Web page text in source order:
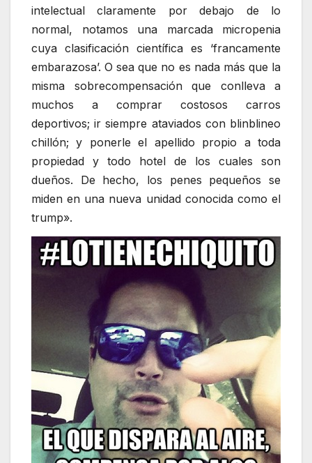
intelectual claramente por debajo de lo
normal, notamos una marcada micropenia
cuya clasificación científica es ‘francamente
embarazosa’. O sea que no es nada más que la
misma sobrecompensación que conlleva a
muchos a comprar costosos carros
deportivos; ir siempre ataviados con blinblineo
chillón; y ponerle el apellido propio a toda
propiedad y todo hotel de los cuales son
dueños. De hecho, los penes pequeños se
miden en una nueva unidad conocida como el
trump».